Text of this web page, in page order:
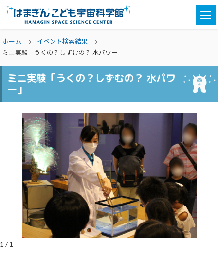
ホーム
イベント検索結果
ミニ実験「うくの？しずむの？ 水パワー」
ミニ実験「うくの？しずむの？ 水パワ
ー」
1 /1